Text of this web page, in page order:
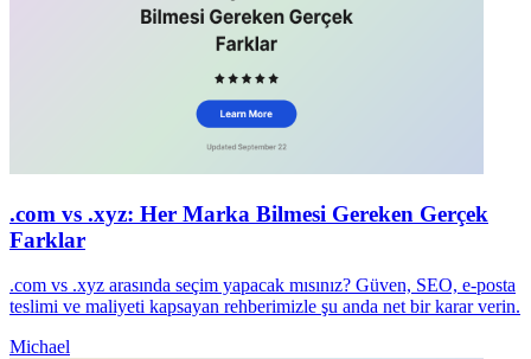
.com vs .xyz: Her Marka Bilmesi Gereken Gerçek
Farklar
.com vs .xyz arasında seçim yapacak mısınız? Güven, SEO, e-posta
teslimi ve maliyeti kapsayan rehberimizle şu anda net bir karar verin.
Michael